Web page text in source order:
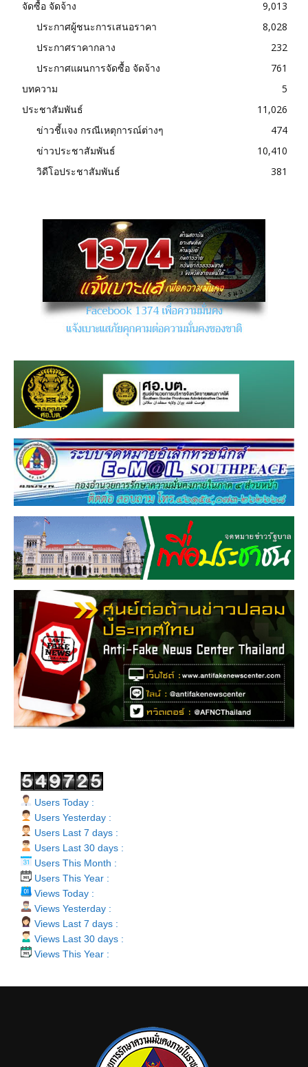
จัดซื้อ จัดจ้าง
9,013
ประกาศผู้ชนะการเสนอราคา
8,028
ประกาศราคากลาง
232
ประกาศแผนการจัดซื้อ จัดจ้าง
761
บทความ
5
ประชาสัมพันธ์
11,026
ข่าวชี้แจง กรณีเหตุการณ์ต่างๆ
474
ข่าวประชาสัมพันธ์
10,410
วิดีโอประชาสัมพันธ์
381
Users Today :
Users Yesterday :
Users Last 7 days :
Users Last 30 days :
Users This Month :
Users This Year :
Views Today :
Views Yesterday :
Views Last 7 days :
Views Last 30 days :
Views This Year :